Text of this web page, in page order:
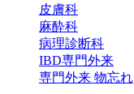
皮膚科
麻酔科
病理診断科
IBD専門外来
専門外来 物忘れ